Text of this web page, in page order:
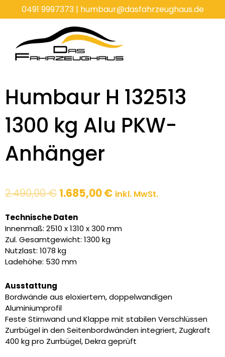
0491 9997373| humbaur@dasfahrzeughaus.de
Humbaur H 132513
1300 kg Alu PKW-
Anhänger
2.490,00€ Ursprünglicher
war:
2.490,00 €
1.685,00€Aktueller
1.685,00 €.
inkl. MwSt.
Technische Daten
Innenmaß: 2510 x 1310 x 300 mm
Zul. Gesamtgewicht: 1300 kg
Nutzlast: 1078 kg
Ladehöhe: 530 mm
Ausstattung
Bordwände aus eloxiertem, doppelwandigen
Aluminiumprofil
Feste Stirnwand und Klappe mit stabilen Verschlüssen
Zurrbügel in den Seitenbordwänden integriert, Zugkraft
400 kg pro Zurrbügel, Dekra geprüft